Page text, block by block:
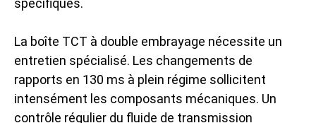
La boîte TCT à double embrayage nécessite un
entretien spécialisé. Les changements de
rapports en 130 ms à plein régime sollicitent
intensément les composants mécaniques. Un
contrôle régulier du fluide de transmission